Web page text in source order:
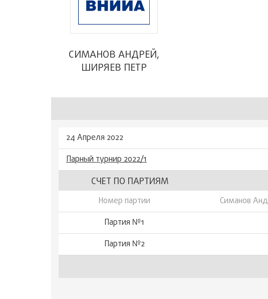
СИМАНОВ АНДРЕЙ,
ШИРЯЕВ ПЕТР
24 Апреля 2022
Парный турнир 2022/1
СЧЕТ ПО ПАРТИЯМ
Номер партии Симанов
Партия №1
Партия №2